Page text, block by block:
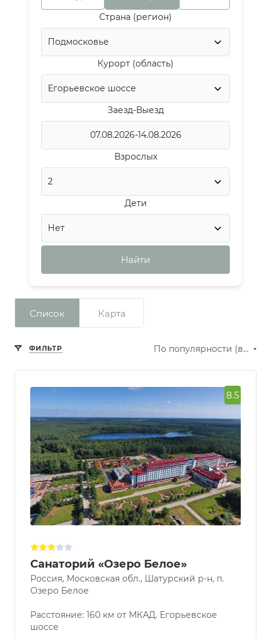
Страна (регион)
Курорт (область)
Заезд-Выезд
Взрослых
Дети
Найти
Список Карта
ФИЛЬТР По популярности (возрастание)
Рейтинг
Превосходно
Отлично
Очень
хорошо
Хорошо
Нормально
Услуги
Бассейн
Парковка
Разрешены
8.5
Санаторий «Озеро Белое»
Россия, Московская обл., Шатурский р-н, п.
Озеро Белое
Расстояние: 160 км от МКАД. Егорьевское
шоссе